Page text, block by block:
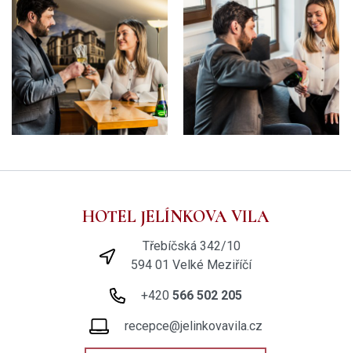
HOTEL JELÍNKOVA VILA
Třebíčská 342/10
594 01 Velké Meziříčí
+420 566 502 205
recepce@jelinkovavila.cz